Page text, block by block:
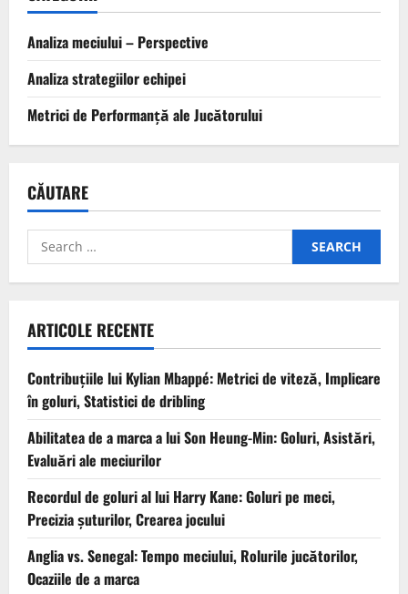
Analiza meciului – Perspective
Analiza strategiilor echipei
Metrici de Performanță ale Jucătorului
CĂUTARE
Search
for:
ARTICOLE RECENTE
Contribuțiile lui Kylian Mbappé: Metrici de viteză, Implicare
în goluri, Statistici de dribling
Abilitatea de a marca a lui Son Heung-Min: Goluri, Asistări,
Evaluări ale meciurilor
Recordul de goluri al lui Harry Kane: Goluri pe meci,
Precizia șuturilor, Crearea jocului
Anglia vs. Senegal: Tempo meciului, Rolurile jucătorilor,
Ocaziile de a marca